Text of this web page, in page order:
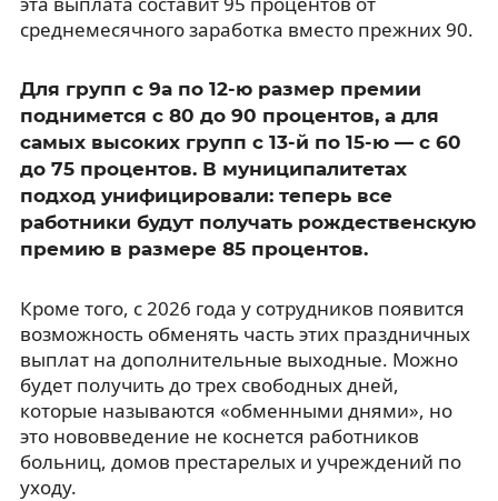
среднемесячного заработка вместо прежних 90.
Для групп с 9a по 12-ю размер премии
поднимется с 80 до 90 процентов, а для
самых высоких групп с 13-й по 15-ю — с 60
до 75 процентов. В муниципалитетах
подход унифицировали: теперь все
работники будут получать рождественскую
премию в размере 85 процентов.
Кроме того, с 2026 года у сотрудников появится
возможность обменять часть этих праздничных
выплат на дополнительные выходные. Можно
будет получить до трех свободных дней,
которые называются «обменными днями», но
это нововведение не коснется работников
больниц, домов престарелых и учреждений по
уходу.